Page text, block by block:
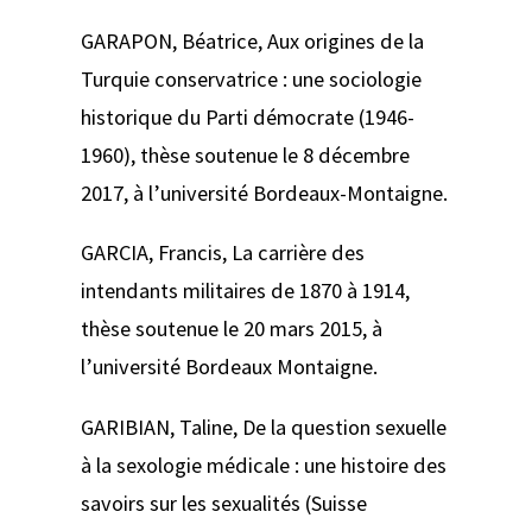
GARAPON, Béatrice,Aux origines de la
Turquie conservatrice : une sociologie
historique du Parti démocrate (1946-
1960), thèse soutenue le 8 décembre
2017, à l’université Bordeaux-Montaigne.
GARCIA, Francis, La carrière des
intendants militaires de 1870 à 1914,
thèse soutenue le 20 mars 2015, à
l’université Bordeaux Montaigne.
GARIBIAN, Taline, De la question sexuelle
à la sexologie médicale : une histoire des
savoirs sur les sexualités (Suisse